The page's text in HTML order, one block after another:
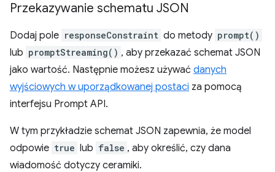
Przekazywanie schematu JSON
Dodaj pole responseConstraint do metody prompt()
lub promptStreaming() , aby przekazać schemat JSON
jako wartość. Następnie możesz używać danych
wyjściowych w uporządkowanej postaci za pomocą
interfejsu Prompt API.
W tym przykładzie schemat JSON zapewnia, że model
odpowie true lub false , aby określić, czy dana
wiadomość dotyczy ceramiki.